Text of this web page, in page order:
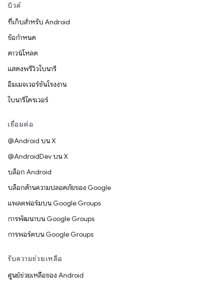
บิวด์
ที่เก็บสำหรับ Android
ข้อกำหนด
ดาวน์โหลด
แสดงพรีวิวไบนารี
อิมเมจเวอร์ชันโรงงาน
ไบนารีไดรเวอร์
เชื่อมต่อ
@Android บน X
@AndroidDev บน X
บล็อก Android
บล็อกด้านความปลอดภัยของ Google
แพลตฟอร์มบน Google Groups
การพัฒนาบน Google Groups
การพอร์ตบน Google Groups
รับความช่วยเหลือ
ศูนย์ช่วยเหลือของ Android